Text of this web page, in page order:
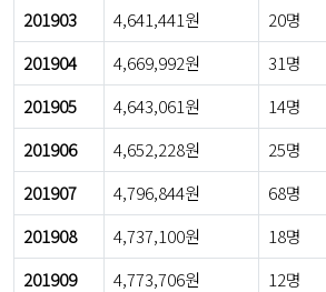
201903
4,641,441원 20명
201904
4,669,992원 31명
201905
4,643,061원 14명
201906
4,652,228원 25명
201907
4,796,844원 68명
201908
4,737,100원 18명
201909
4,773,706원 12명